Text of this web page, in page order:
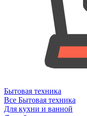
Бытовая техника
Все Бытовая техника
Для кухни и ванной